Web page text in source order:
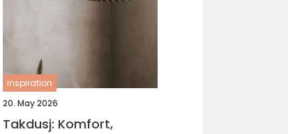
inspiration
20. May 2026
Takdusj: Komfort,